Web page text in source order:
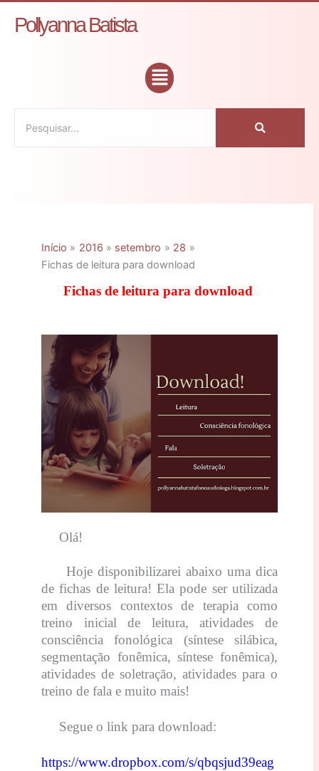
paraPollyanna Batista
Flyout
Menu
Início 2016 setembro
28
Fichas de leitura para download
Fichas de leitura para download
Olá!
Hoje disponibilizarei abaixo uma dica
de fichas de leitura! Ela pode ser utilizada
em diversos contextos de terapia como
treino inicial de leitura, atividades de
consciência fonológica (síntese silábica,
segmentação fonêmica, síntese fonêmica),
atividades de soletração, atividades para o
treino de fala e muito mais!
Segue o link para download:
https://www.dropbox.com/s/qbqsjud39eag
a